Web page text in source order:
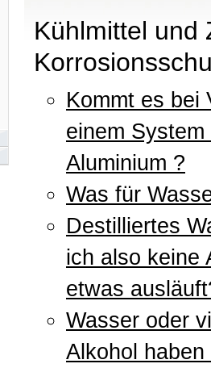
Kühlmittel und
Kommt es bei
einem
Aluminium ?
Was für
Destilliertes
ich also keine
etwas
Wasser oder
Alkohol